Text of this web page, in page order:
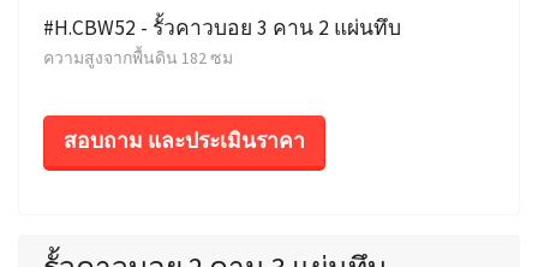
#H.CBW52 - รั้วคาวบอย 3 คาน 2 แผ่นทึบ
ความสูงจากพื้นดิน 182 ซม
สอบถาม และประเมินราคา